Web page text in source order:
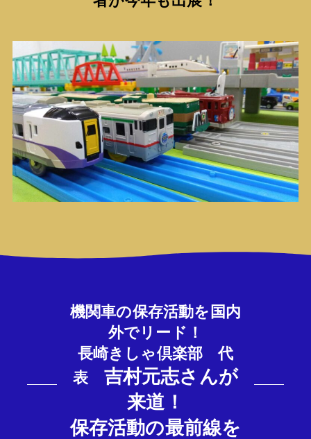
機関車の保存活動を国内
外でリード！
長崎きしゃ倶楽部 代
表 吉村元志さんが
来道！
保存活動の最前線を